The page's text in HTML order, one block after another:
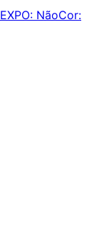
EXPO: NãoCor: